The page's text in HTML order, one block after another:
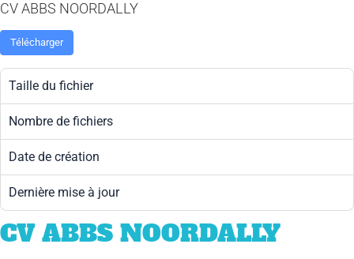
CV ABBS NOORDALLY
Télécharger
Taille du fichier
Nombre de fichiers
Date de création
Dernière mise à jour
CV ABBS NOORDALLY